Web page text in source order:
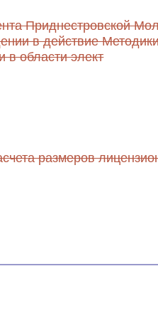
Приднестровской
в действие
в области элект
размеров